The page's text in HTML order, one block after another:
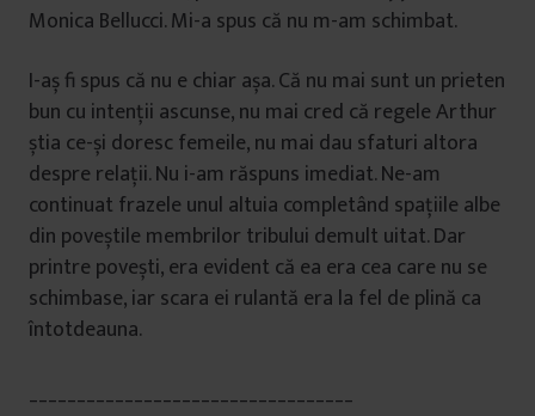
Monica Bellucci. Mi-a spus că nu m-am schimbat.
I-aș fi spus că nu e chiar așa. Că nu mai sunt un prieten
bun cu intenții ascunse, nu mai cred că regele Arthur
știa ce-și doresc femeile, nu mai dau sfaturi altora
despre relații. Nu i-am răspuns imediat. Ne-am
continuat frazele unul altuia completând spațiile albe
din poveștile membrilor tribului demult uitat. Dar
printre povești, era evident că ea era cea care nu se
schimbase, iar scara ei rulantă era la fel de plină ca
întotdeauna.